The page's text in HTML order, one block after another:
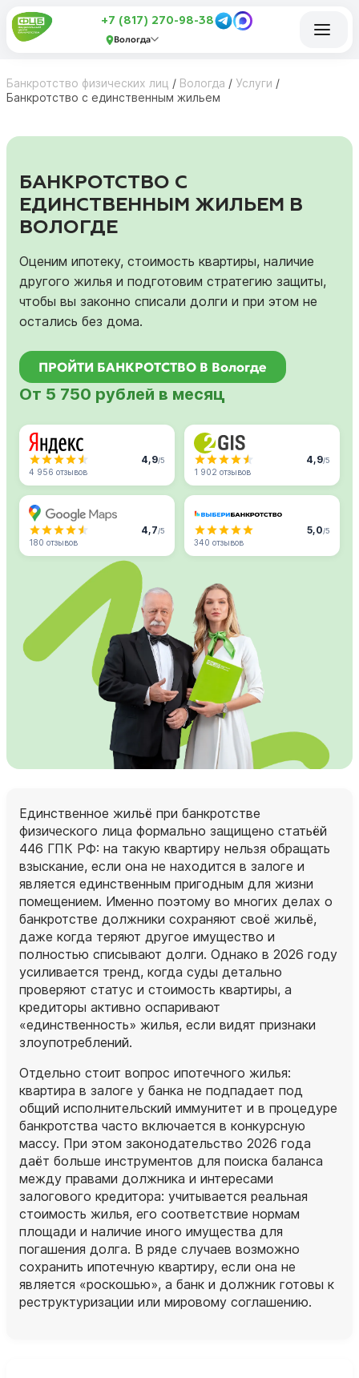
+7 (817) 270-98-38
Вологда
Банкротство физических лиц / Вологда / Услуги /
Банкротство с единственным жильем
БАНКРОТСТВО С
ЕДИНСТВЕННЫМ ЖИЛЬЕМ В
ВОЛОГДЕ
Оценим ипотеку, стоимость квартиры, наличие
другого жилья и подготовим стратегию защиты,
чтобы вы законно списали долги и при этом не
остались без дома.
ПРОЙТИ БАНКРОТСТВО В Вологде
От 5 750 рублей в месяц
4,9/5
4 956 отзывов
4,9/5
1 902 отзывов
4,7/5
180 отзывов
5,0/5
340 отзывов
Единственное жильё при банкротстве
физического лица формально защищено статьёй
446 ГПК РФ: на такую квартиру нельзя обращать
взыскание, если она не находится в залоге и
является единственным пригодным для жизни
помещением. Именно поэтому во многих делах о
банкротстве должники сохраняют своё жильё,
даже когда теряют другое имущество и
полностью списывают долги. Однако в 2026 году
усиливается тренд, когда суды детально
проверяют статус и стоимость квартиры, а
кредиторы активно оспаривают
«единственность» жилья, если видят признаки
злоупотреблений.
Отдельно стоит вопрос ипотечного жилья:
квартира в залоге у банка не подпадает под
общий исполнительский иммунитет и в процедуре
банкротства часто включается в конкурсную
массу. При этом законодательство 2026 года
даёт больше инструментов для поиска баланса
между правами должника и интересами
залогового кредитора: учитывается реальная
стоимость жилья, его соответствие нормам
площади и наличие иного имущества для
погашения долга. В ряде случаев возможно
сохранить ипотечную квартиру, если она не
является «роскошью», а банк и должник готовы к
реструктуризации или мировому соглашению.